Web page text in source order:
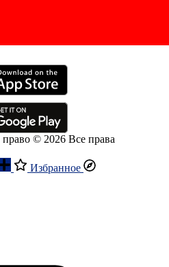
право © 2026 Все права
Избранное